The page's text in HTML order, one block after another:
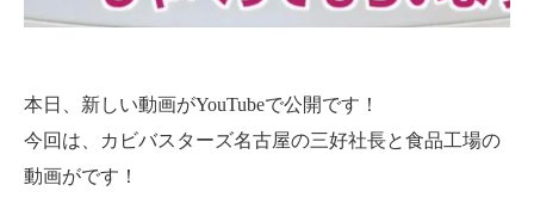
本日、新しい動画がYouTubeで公開です！
今回は、カビバスターズ名古屋の三好社長と食品工場の
動画がです！